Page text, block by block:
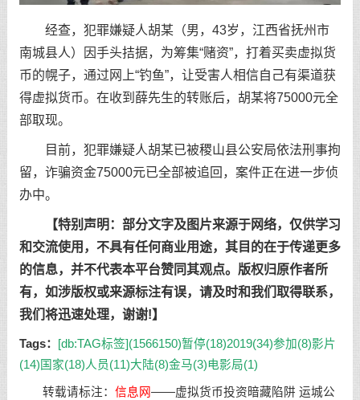
经查，犯罪嫌疑人胡某（男，43岁，江西省抚州市
南城县人）因手头拮据，为筹集“赌资”，打着买卖虚拟货
币的幌子，通过网上“钓鱼”，让受害人相信自己有渠道获
得虚拟货币。在收到薛先生的转账后，胡某将75000元全
部取现。
目前，犯罪嫌疑人胡某已被稷山县公安局依法刑事拘
留，诈骗资金75000元已全部被追回，案件正在进一步侦
办中。
【特别声明：部分文字及图片来源于网络，仅供学习
和交流使用，不具有任何商业用途，其目的在于传递更多
的信息，并不代表本平台赞同其观点。版权归原作者所
有，如涉版权或来源标注有误，请及时和我们取得联系，
我们将迅速处理，谢谢!】
Tags： [db:TAG标签](1566150)暂停(18)2019(34)参加(8)影片
(14)国家(18)人员(11)大陆(8)金马(3)电影局(1)
转载请标注：信息网——虚拟货币投资暗藏陷阱 运城公